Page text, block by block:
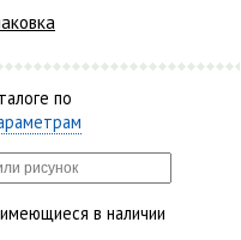
по
в наличии